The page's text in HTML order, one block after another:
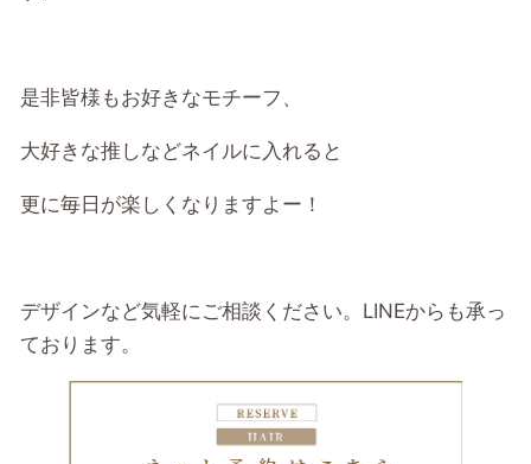
是非皆様もお好きなモチーフ、
大好きな推しなどネイルに入れると
更に毎日が楽しくなりますよー！
デザインなど気軽にご相談ください。LINEからも承っ
ております。